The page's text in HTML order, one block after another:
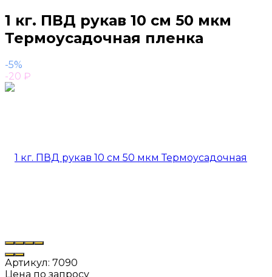
1 кг. ПВД рукав 10 см 50 мкм
Термоусадочная пленка
-5%
-20 ₽
Артикул: 7090
Цена по запросу